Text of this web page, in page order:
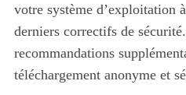
votre système d’exploitation
derniers correctifs de
recommandations
téléchargement anonyme et